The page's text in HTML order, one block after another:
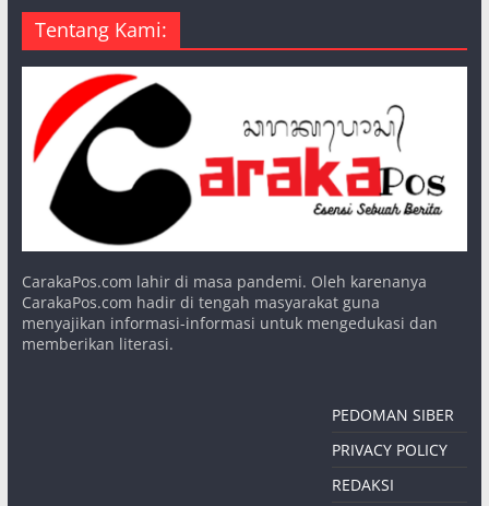
Tentang Kami:
CarakaPos.com lahir di masa pandemi. Oleh karenanya
CarakaPos.com hadir di tengah masyarakat guna
menyajikan informasi-informasi untuk mengedukasi dan
memberikan literasi.
PEDOMAN SIBER
PRIVACY POLICY
REDAKSI